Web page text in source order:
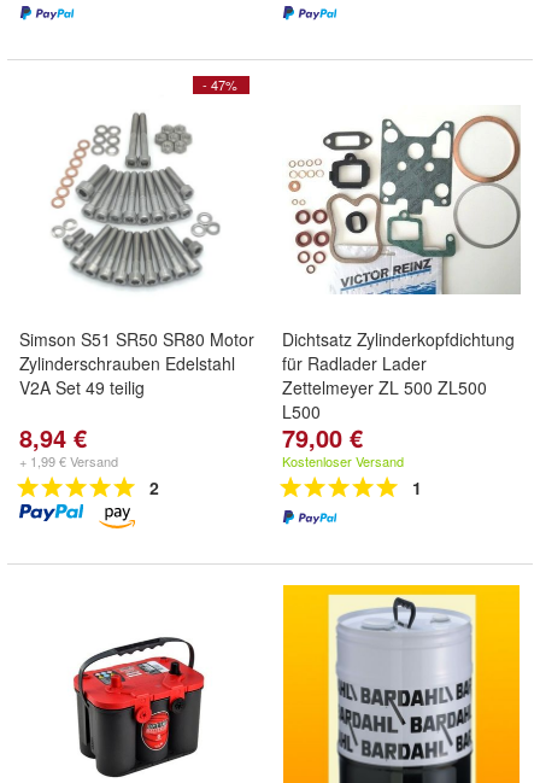
- 47%
Simson S51 SR50 SR80 Motor
Zylinderschrauben Edelstahl
V2A Set 49 teilig
8,94 €
+ 1,99 € Versand
2
Dichtsatz Zylinderkopfdichtung
für Radlader Lader
Zettelmeyer ZL 500 ZL500
L500
79,00 €
Kostenloser Versand
1